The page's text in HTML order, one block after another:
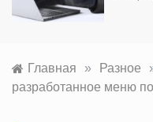
Главная » Разное
разработанное меню